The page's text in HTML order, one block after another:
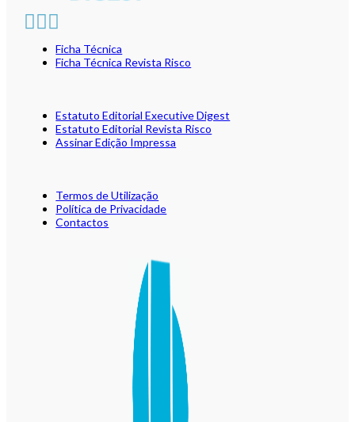
Ficha Técnica
Ficha Técnica Revista Risco
Estatuto Editorial Executive Digest
Estatuto Editorial Revista Risco
Assinar Edição Impressa
Termos de Utilização
Política de Privacidade
Contactos